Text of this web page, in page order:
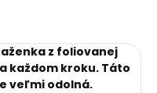
z foliovanej
každom kroku. Táto
veľmi odolná.